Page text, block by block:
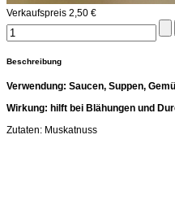
Verkaufspreis 2,50 €
Beschreibung
Verwendung: Saucen, Suppen,
Wirkung: hilft bei Blähungen und
Zutaten: Muskatnuss